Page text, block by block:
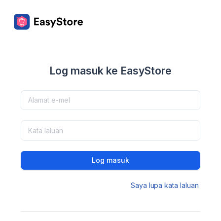
Log masuk ke EasyStore
Log masuk
Saya lupa kata laluan